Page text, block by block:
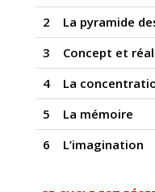
2
La pyramide
3
Concept et
4
La
5
La mémoire
6
L’imagination